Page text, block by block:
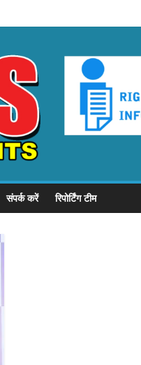
संपर्क करें रिपोर्टिंग टीम